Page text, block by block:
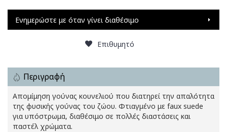
Ενημερώστε με όταν γίνει διαθέσιμο
Επιθυμητό
Περιγραφή
Απομίμηση γούνας κουνελιού που διατηρεί την απαλότητα
της φυσικής γούνας του ζώου. Φτιαγμένο με faux suede
για υπόστρωμα, διαθέσιμο σε πολλές διαστάσεις και
παστέλ χρώματα.